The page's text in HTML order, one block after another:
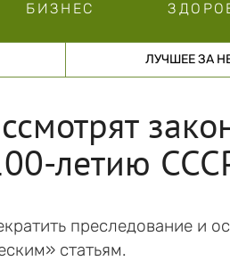
БИЗНЕС
ЛУЧШЕЕ ЗА
летию
преследование и
статьям.